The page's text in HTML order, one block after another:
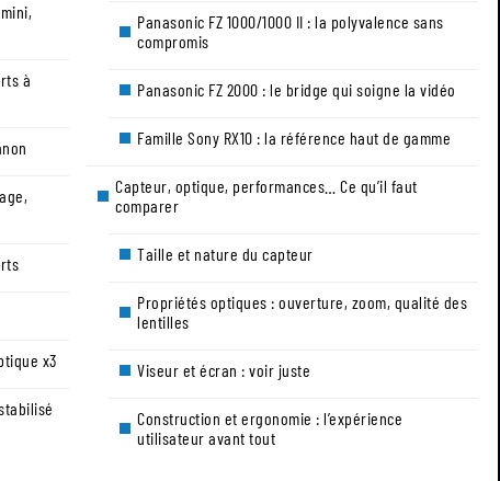
à
x3
Panasonic FZ 1000/1000 II : la polyvalence sans
compromis
Panasonic FZ 2000 : le bridge qui soigne la vidéo
Famille Sony RX10 : la référence haut de gamme
Capteur, optique, performances… Ce qu’il faut
comparer
Taille et nature du capteur
Propriétés optiques : ouverture, zoom, qualité des
lentilles
Viseur et écran : voir juste
Construction et ergonomie : l’expérience
utilisateur avant tout